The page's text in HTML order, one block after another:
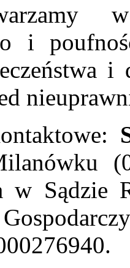
i
i
w Sądzie